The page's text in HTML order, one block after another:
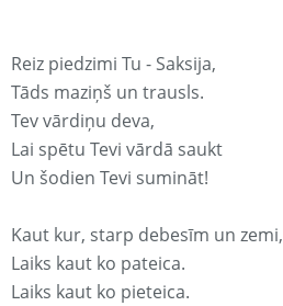
Reiz piedzimi Tu - Saksija,
Tāds maziņš un trausls.
Tev vārdiņu deva,
Lai spētu Tevi vārdā saukt
Un šodien Tevi sumināt!
Kaut kur, starp debesīm un zemi,
Laiks kaut ko pateica.
Laiks kaut ko pieteica.